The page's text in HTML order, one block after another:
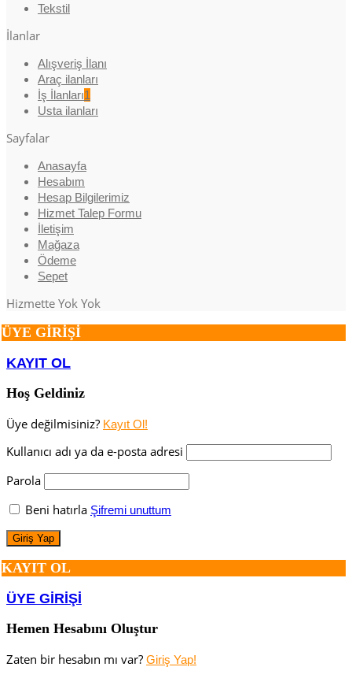
Tekstil
İlanlar
Alışveriş İlanı
Araç ilanları
İş İlanları1
Usta ilanları
Sayfalar
Anasayfa
Hesabım
Hesap Bilgilerimiz
Hizmet Talep Formu
İletişim
Mağaza
Ödeme
Sepet
Hizmette Yok Yok
ÜYE GİRİŞİ
KAYIT OL
Hoş Geldiniz
Üye değilmisiniz? Kayıt Ol!
Kullanıcı adı ya da e-posta adresi
Parola
Beni hatırla Şifremi unuttum
KAYIT OL
ÜYE GİRİŞİ
Hemen Hesabını Oluştur
Zaten bir hesabın mı var? Giriş Yap!